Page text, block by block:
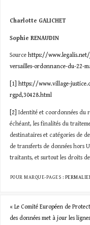
Charlotte GALICHET
Sophie RENAUDIN
Source https://
versailles-ordonnance-du-22-
[1] https://www.village-
rgpd,30428.html
[2]
Identité et coordonnées du
échéant, les finalités du
destinataires et catégories de
de transferts de données hors
traitants, et surtout les droits
POUR MARQUE-PAGES :
«Le Comité Européen de
des données met à jour les lignes